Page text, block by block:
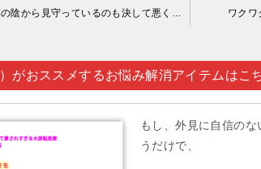
ワクワクメール 危険人物｜草葉の陰から見守っているのも決して悪くはありませんが…。 ワクワ
がおススメするお悩み解消アイテムはこ
もし、外見に自信の
うだけで、